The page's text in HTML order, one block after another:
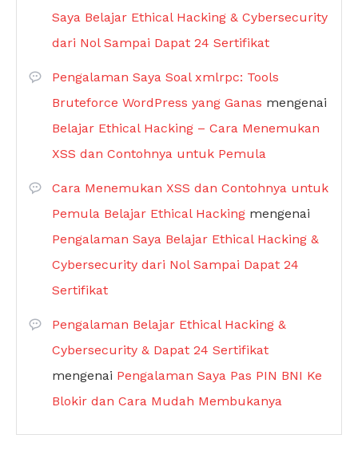
Saya Belajar Ethical Hacking & Cybersecurity
dari Nol Sampai Dapat 24 Sertifikat
Pengalaman Saya Soal xmlrpc: Tools
Bruteforce WordPress yang Ganas mengenai
Belajar Ethical Hacking – Cara Menemukan
XSS dan Contohnya untuk Pemula
Cara Menemukan XSS dan Contohnya untuk
Pemula Belajar Ethical Hacking mengenai
Pengalaman Saya Belajar Ethical Hacking &
Cybersecurity dari Nol Sampai Dapat 24
Sertifikat
Pengalaman Belajar Ethical Hacking &
Cybersecurity & Dapat 24 Sertifikat
mengenai Pengalaman Saya Pas PIN BNI Ke
Blokir dan Cara Mudah Membukanya